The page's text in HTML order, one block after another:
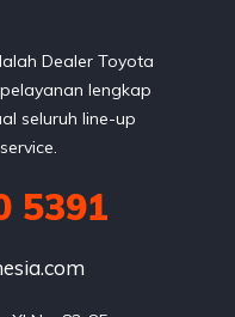
Dealer Toyota
lengkap
seluruh line-up
5391